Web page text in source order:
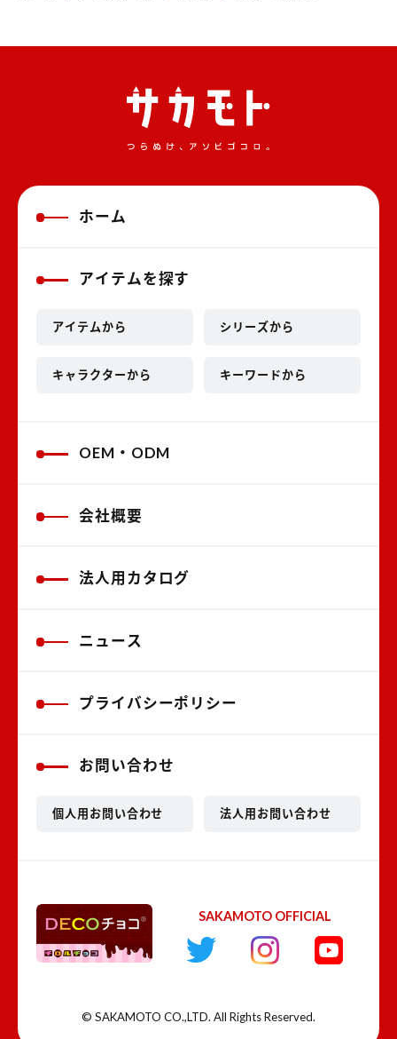
ホーム
アイテムを探す
アイテムから シリーズから
キャラクターから キーワードから
OEM・ODM
会社概要
法人用カタログ
ニュース
プライバシーポリシー
お問い合わせ
個人用お問い合わせ 法人用お問い合わせ
SAKAMOTO OFFICIAL
© SAKAMOTO CO.,LTD. All Rights Reserved.